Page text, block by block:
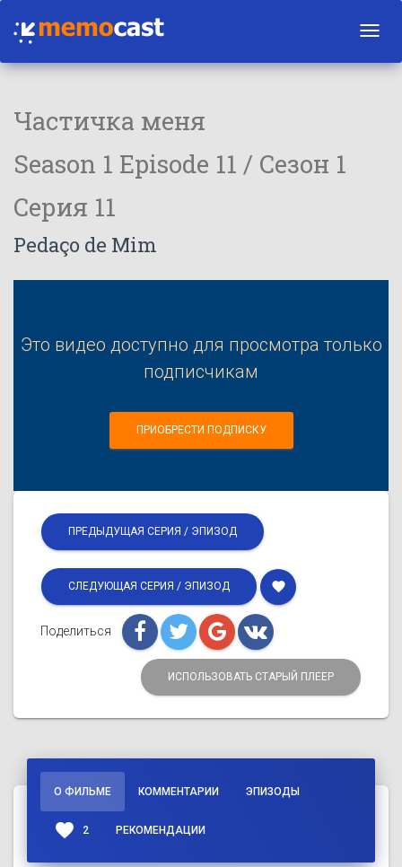
Частичка меня
Season 1 Episode 11 / Сезон 1
Серия 11
Pedaço de Mim
Это видео доступно для просмотра только
подписчикам
ПРИОБРЕСТИ ПОДПИСКУ
ПРЕДЫДУЩАЯ СЕРИЯ / ЭПИЗОД
СЛЕДУЮЩАЯ СЕРИЯ / ЭПИЗОД favorite
Поделиться
ИСПОЛЬЗОВАТЬ СТАРЫЙ ПЛЕЕР
О ФИЛЬМЕ КОММЕНТАРИИ ЭПИЗОДЫ
favorite 2 РЕКОМЕНДАЦИИ